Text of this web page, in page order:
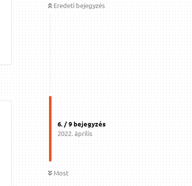
Eredeti bejegyzés
6. /9bejegyzés
2022. április
Most